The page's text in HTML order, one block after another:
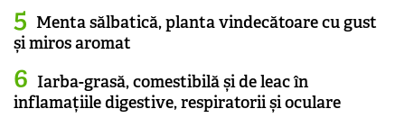
Menta sălbatică, planta vindecătoare cu gust
și miros aromat
Iarba-grasă, comestibilă și de leac în
inflamațiile digestive, respiratorii și oculare